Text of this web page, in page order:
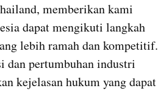
memberikan kami
dapat mengikuti langkah
lebih ramah dan kompetitif.
dan pertumbuhan industri
kejelasan hukum yang dapat